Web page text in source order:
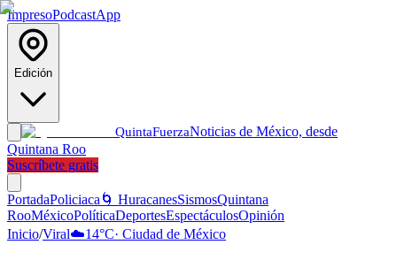
ImpresoPodcastApp
Edición
QuintaFuerzaNoticias de México, desde
Quintana Roo
Suscríbete gratis
PortadaPoliciaca 🌀 HuracanesSismosQuintana
RooMéxicoPolíticaDeportesEspectáculosOpinión
Inicio/Viral☁️14°C· Ciudad de México